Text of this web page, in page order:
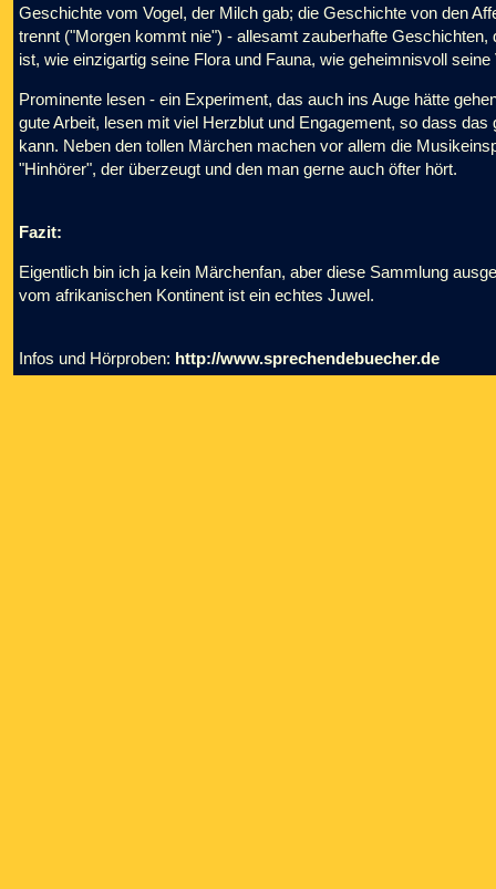
Geschichte vom Vogel, der Milch gab; die Geschichte von den
trennt ("Morgen kommt nie") - allesamt zauberhafte
ist, wie einzigartig seine Flora und Fauna, wie geheimnisvoll seine
Prominente lesen - ein Experiment, das auch ins Auge hätte
gute Arbeit, lesen mit viel Herzblut und Engagement, so dass
kann. Neben den tollen Märchen machen vor allem die
"Hinhörer", der überzeugt und den man gerne auch öfter hört.
Fazit:
Eigentlich bin ich ja kein Märchenfan, aber diese Sammlung
vom afrikanischen Kontinent ist ein echtes Juwel.
Infos und Hörproben: http://www.sprechendebuecher.de